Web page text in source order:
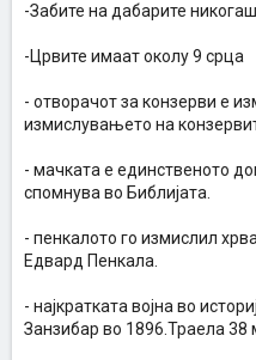
-Забите на дабарите
-Црвите имаат околу 9 срца
- отворачот за конзерви е
измислувањето на
- мачката е единственото
спомнува во Библијата.
- пенкалото го измислил
Едвард Пенкала.
- најкратката војна во
Занзибар во 1896.Траела 38